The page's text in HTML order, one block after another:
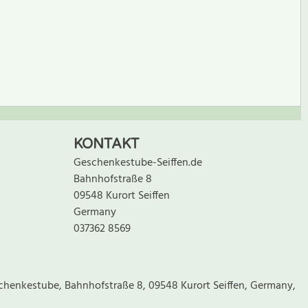
KONTAKT
Geschenkestube-Seiffen.de
Bahnhofstraße 8
09548 Kurort Seiffen
Germany
037362 8569
Bahnhofstraße 8, 09548 Kurort Seiffen, Germany,